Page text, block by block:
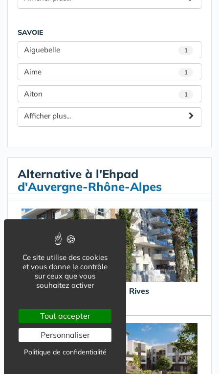
SAVOIE
Aiguebelle 1
Aime 1
Aiton 1
Afficher plus...
Alternative à l'Ehpad
d'Auvergne-Rhône-Alpes
La Maison de Blandine de Rives
Ce site utilise des cookies
et vous donne le contrôle
sur ceux que vous
souhaitez activer
Tout accepter
Personnaliser
Politique de confidentialité